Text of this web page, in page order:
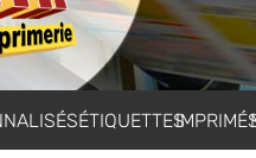
ÉTIQUETTES